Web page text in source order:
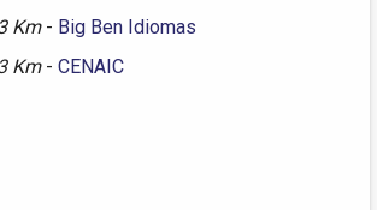
Km - Big Ben Idiomas
Km - CENAIC